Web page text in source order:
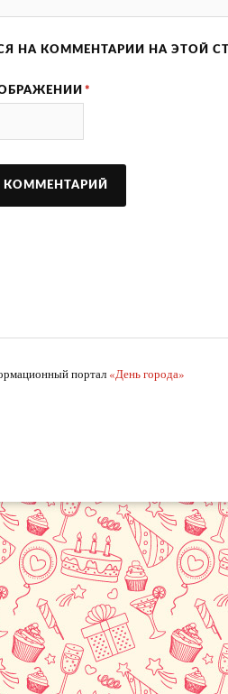
НА КОММЕНТАРИИ НА ЭТОЙ
*
портал «День города»